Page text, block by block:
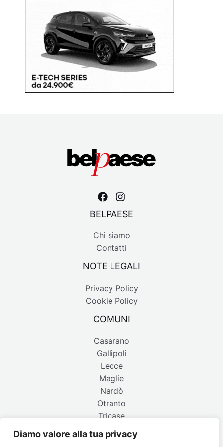
Diamo valore alla tua privacy
BELPAESE
Chi siamo
Contatti
NOTE LEGALI
Privacy Policy
Cookie Policy
COMUNI
Casarano
Gallipoli
Lecce
Maglie
Nardò
Otranto
Tricase